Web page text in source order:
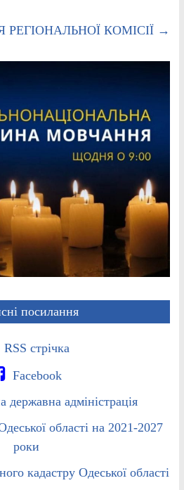
РЕГІОНАЛЬНОЇ КОМІСІЇ →
посилання
RSS стрічка
Facebook
державна адміністрація
області на 2021-2027
роки
кадастру Одеської області